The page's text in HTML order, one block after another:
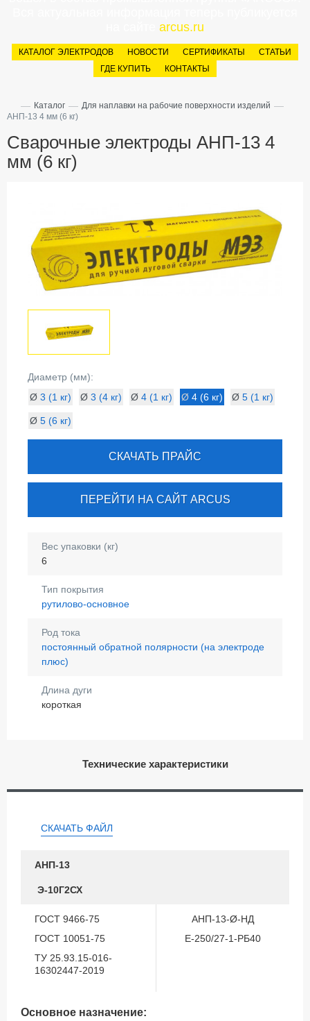
arcus.ru
КАТАЛОГ ЭЛЕКТРОДОВ НОВОСТИ СЕРТИФИКАТЫ
СТАТЬИ
ГДЕ КУПИТЬ
КОНТАКТЫ
— Каталог — Для наплавки на рабочие поверхности изделий —
АНП-13 4 мм (6 кг)
Сварочные электроды АНП-13 4
мм (6 кг)
Диаметр (мм):
Ø 3 (1 кг) Ø 3 (4 кг) Ø 4 (1 кг) Ø 4 (6 кг) Ø 5 (1 кг)
Ø 5 (6 кг)
СКАЧАТЬ ПРАЙС
ПЕРЕЙТИ НА САЙТ ARCUS
Вес упаковки (кг)
6
Тип покрытия
рутилово-основное
Род тока
постоянный обратной полярности (на электроде
плюс)
Длина дуги
короткая
Технические характеристики
СКАЧАТЬ ФАЙЛ
АНП-13
Э-10Г2СХ
ГОСТ 9466-75
ГОСТ 10051-75
ТУ 25.93.15-016-
16302447-2019
АНП-13-Ø-НД
Е-250/27-1-РБ40
Основное назначение: